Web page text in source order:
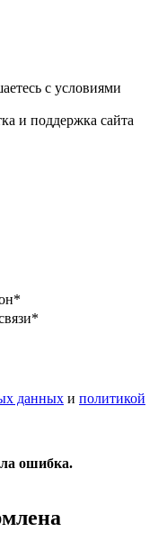
c условиями
и поддержка сайта
данных и политикой
ошибка.